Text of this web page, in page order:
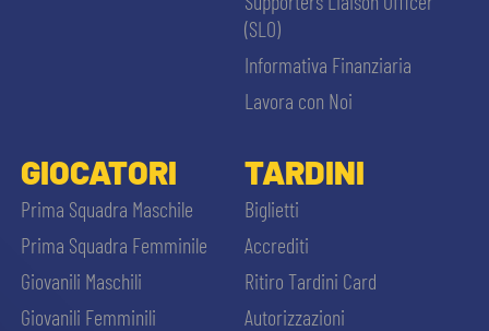
(SLO)
Informativa Finanziaria
Lavora con Noi
GIOCATORI
Prima Squadra Maschile
Prima Squadra Femminile
Giovanili Maschili
Giovanili Femminili
TARDINI
Biglietti
Accrediti
Ritiro Tardini Card
Autorizzazioni